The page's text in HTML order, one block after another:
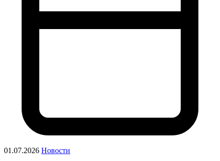
01.07.2026 Новости